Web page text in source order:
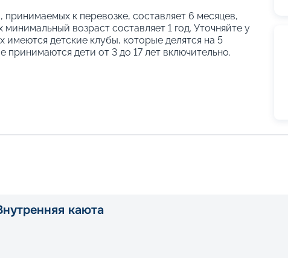
к перевозке, составляет 6 месяцев,
возраст составляет 1 год. Уточняйте у
имеются детские клубы, которые делятся на 5
принимаются дети от 3 до 17 лет включительно.
каюта